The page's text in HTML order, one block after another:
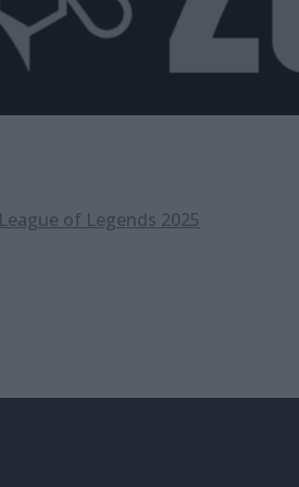
of Legends 2025